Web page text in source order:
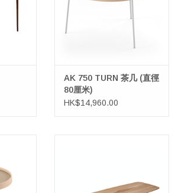
AK 750 TURN 茶几 (直徑
80厘米)
HK$14,960.00